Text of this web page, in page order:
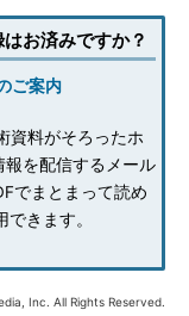
お済みですか？
ご案内
資料がそろったホ
を配信するメール
でまとまって読め
きます。
Inc. All Rights Reserved.